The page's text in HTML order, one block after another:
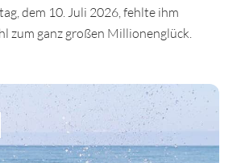
dem 10. Juli 2026, fehlte ihm
zum ganz großen Millionenglück.